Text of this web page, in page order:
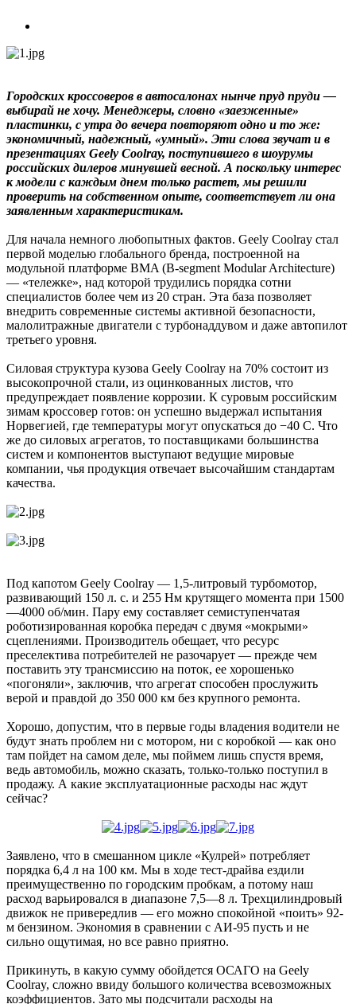
Городских кроссоверов в автосалонах нынче пруд пруди —
выбирай не хочу. Менеджеры, словно «заезженные»
пластинки, с утра до вечера повторяют одно и то же:
экономичный, надежный, «умный». Эти слова звучат и в
презентациях Geely Coolray, поступившего в шоурумы
российских дилеров минувшей весной. А поскольку интерес
к модели с каждым днем только растет, мы решили
проверить на собственном опыте, соответствует ли она
заявленным характеристикам.
Для начала немного любопытных фактов. Geely Coolray стал
первой моделью глобального бренда, построенной на
модульной платформе BMA (B-segment Modular Architecture)
— «тележке», над которой трудились порядка сотни
специалистов более чем из 20 стран. Эта база позволяет
внедрить современные системы активной безопасности,
малолитражные двигатели с турбонаддувом и даже автопилот
третьего уровня.
Силовая структура кузова Geely Coolray на 70% состоит из
высокопрочной стали, из оцинкованных листов, что
предупреждает появление коррозии. К суровым российским
зимам кроссовер готов: он успешно выдержал испытания
Норвегией, где температуры могут опускаться до −40 С. Что
же до силовых агрегатов, то поставщиками большинства
систем и компонентов выступают ведущие мировые
компании, чья продукция отвечает высочайшим стандартам
качества.
Под капотом Geely Coolray — 1,5-литровый турбомотор,
развивающий 150 л. с. и 255 Нм крутящего момента при 1500
—4000 об/мин. Пару ему составляет семиступенчатая
роботизированная коробка передач с двумя «мокрыми»
сцеплениями. Производитель обещает, что ресурс
преселектива потребителей не разочарует — прежде чем
поставить эту трансмиссию на поток, ее хорошенько
«погоняли», заключив, что агрегат способен прослужить
верой и правдой до 350 000 км без крупного ремонта.
Хорошо, допустим, что в первые годы владения водители не
будут знать проблем ни с мотором, ни с коробкой — как оно
там пойдет на самом деле, мы поймем лишь спустя время,
ведь автомобиль, можно сказать, только-только поступил в
продажу. А какие эксплуатационные расходы нас ждут
сейчас?
Заявлено, что в смешанном цикле «Кулрей» потребляет
порядка 6,4 л на 100 км. Мы в ходе тест-драйва ездили
преимущественно по городским пробкам, а потому наш
расход варьировался в диапазоне 7,5—8 л. Трехцилиндровый
движок не привередлив — его можно спокойной «поить» 92-
м бензином. Экономия в сравнении с АИ-95 пусть и не
сильно ощутимая, но все равно приятно.
Прикинуть, в какую сумму обойдется ОСАГО на Geely
Coolray, сложно ввиду большого количества всевозможных
коэффициентов. Зато мы подсчитали расходы на